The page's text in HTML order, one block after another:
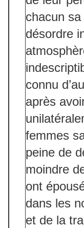
chacun
désordre
connu
après
femmes
peine de
moindre
ont
dans les
et de la